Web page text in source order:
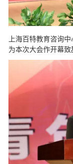
上海百特教育咨询
为本次大会作开幕致